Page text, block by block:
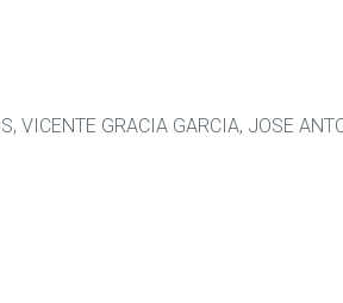
VICENTE GRACIA GARCIA, JOSE